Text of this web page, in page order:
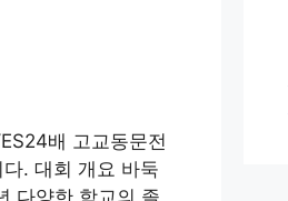
배 고교동문전
. 대회 개요 바둑